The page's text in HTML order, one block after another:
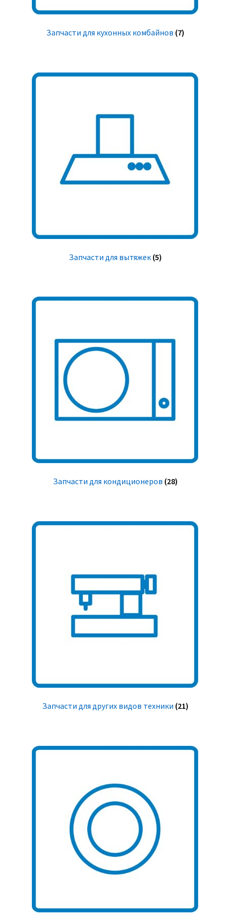
Запчасти для кухонных комбайнов (7)
Запчасти для вытяжек (5)
Запчасти для кондиционеров (28)
Запчасти для других видов техники (21)